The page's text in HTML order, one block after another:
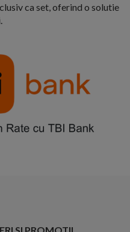
ca set, oferind o solutie